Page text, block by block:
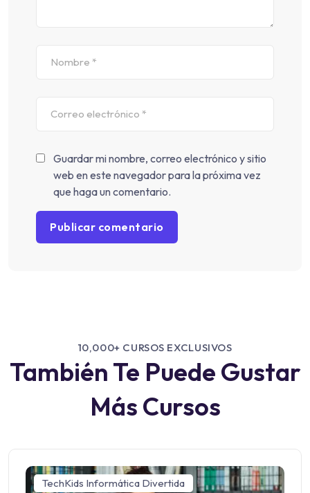
Guardar mi nombre, correo electrónico y sitio
web en este navegador para la próxima vez
que haga un comentario.
10,000+ CURSOS EXCLUSIVOS
También Te Puede Gustar
Más Cursos
TechKids Informática Divertida